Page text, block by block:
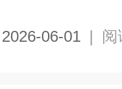
2026-06-01 | 阅